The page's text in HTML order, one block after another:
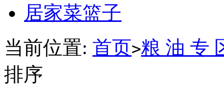
居家菜篮子
当前位置: 首页>粮 油 专
排序